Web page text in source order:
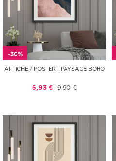
-30%
AFFICHE / POSTER - PAYSAGE BOHO
6,93 € 9,90 €